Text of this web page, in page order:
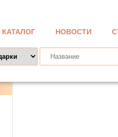
КАТАЛОГ НОВОСТИ